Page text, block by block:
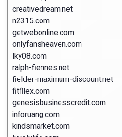
creativedream.net
n2315.com
getwebonline.com
onlyfansheaven.com
lky08.com
ralph-fiennes.net
fielder-maximum-discount.net
fitfllex.com
genesisbusinesscredit.com
inforuang.com
kindsmarket.com